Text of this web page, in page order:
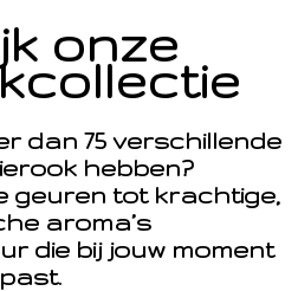
onze
dan 75 verschillende
hebben?
geuren tot krachtige,
aroma’s
die bij jouw moment
past.